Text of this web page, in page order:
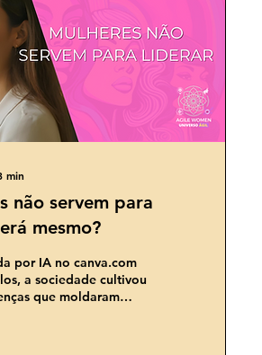
min
não servem para
mesmo?
por IA no canva.com
a sociedade cultivou
que moldaram